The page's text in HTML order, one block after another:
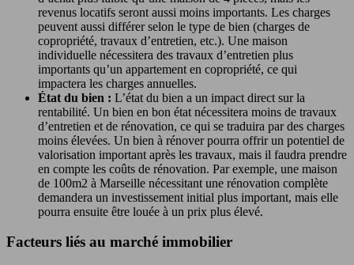
revenus locatifs seront aussi moins importants. Les charges
peuvent aussi différer selon le type de bien (charges de
copropriété, travaux d’entretien, etc.). Une maison
individuelle nécessitera des travaux d’entretien plus
importants qu’un appartement en copropriété, ce qui
impactera les charges annuelles.
État du bien : L’état du bien a un impact direct sur la
rentabilité. Un bien en bon état nécessitera moins de travaux
d’entretien et de rénovation, ce qui se traduira par des charges
moins élevées. Un bien à rénover pourra offrir un potentiel de
valorisation important après les travaux, mais il faudra prendre
en compte les coûts de rénovation. Par exemple, une maison
de 100m2 à Marseille nécessitant une rénovation complète
demandera un investissement initial plus important, mais elle
pourra ensuite être louée à un prix plus élevé.
Facteurs liés au marché immobilier